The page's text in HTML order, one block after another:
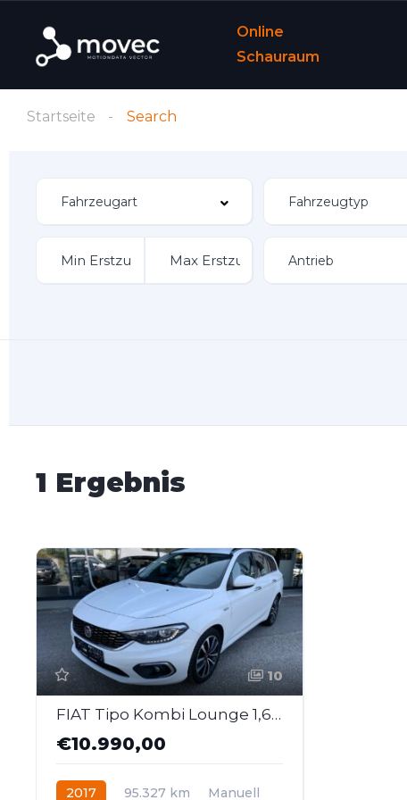
Online
Schauraum
Startseite Search
1 Ergebnis
10
FIAT Tipo Kombi Lounge 1,6MJT 120
€10.990,00
2017 95.327 km Manuell